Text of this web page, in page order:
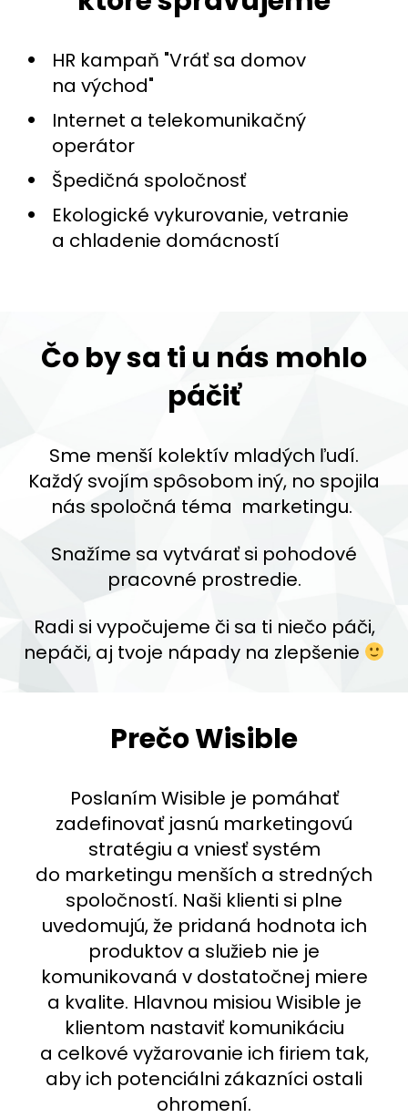
HR kampaň "Vráť sa domov
na východ"
Internet a telekomunikačný
operátor
Špedičná spoločnosť
Ekologické vykurovanie, vetranie
a chladenie domácností
Čo by sa ti u nás mohlo
páčiť
Sme menší kolektív mladých ľudí.
Každý svojím spôsobom iný, no spojila
nás spoločná téma marketingu.
Snažíme sa vytvárať si pohodové
pracovné prostredie.
Radi si vypočujeme či sa ti niečo páči,
nepáči, aj tvoje nápady na zlepšenie
Prečo Wisible
Poslaním Wisible je pomáhať
zadefinovať jasnú marketingovú
stratégiu a vniesť systém
do marketingu menších a stredných
spoločností. Naši klienti si plne
uvedomujú, že pridaná hodnota ich
produktov a služieb nie je
komunikovaná v dostatočnej miere
a kvalite. Hlavnou misiou Wisible je
klientom nastaviť komunikáciu
a celkové vyžarovanie ich firiem tak,
aby ich potenciálni zákazníci ostali
ohromení.